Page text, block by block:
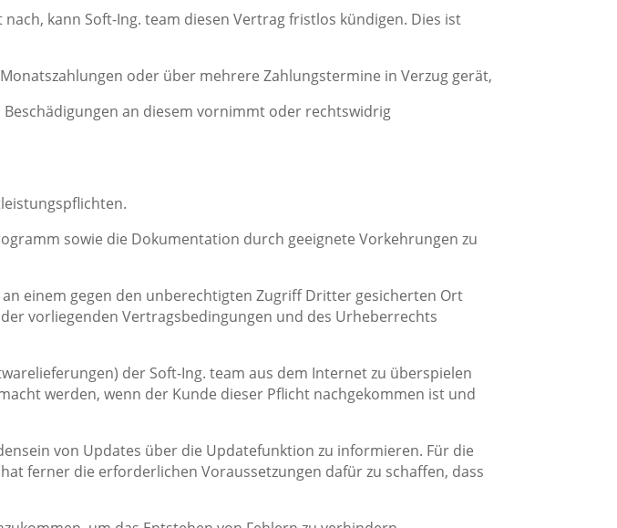
kann Soft-Ing. team diesen Vertrag fristlos kündigen. Dies ist
oder über mehrere Zahlungstermine in Verzug gerät,
an diesem vornimmt oder rechtswidrig
sowie die Dokumentation durch geeignete Vorkehrungen zu
einem gegen den unberechtigten Zugriff Dritter gesicherten Ort
vorliegenden Vertragsbedingungen und des Urheberrechts
der Soft-Ing. team aus dem Internet zu überspielen
werden, wenn der Kunde dieser Pflicht nachgekommen ist und
von Updates über die Updatefunktion zu informieren. Für die
ferner die erforderlichen Voraussetzungen dafür zu schaffen, dass